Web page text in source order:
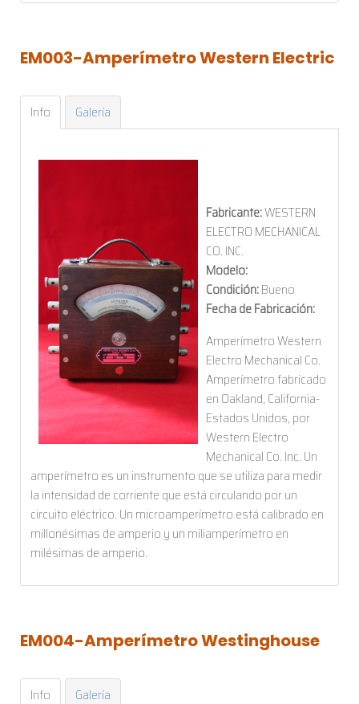
EM003-AmperímetroWestern Electric
Info Galería
Fabricante:WESTERN
ELECTRO MECHANICAL
CO. INC.
Modelo:
Condición:Bueno
Fecha de Fabricación:
Amperímetro Western
Electro Mechanical Co.
Amperímetro fabricado
en Oakland, California-
Estados Unidos, por
Western Electro
Mechanical Co. Inc. Un
amperímetro es un instrumento que se utiliza para medir
la intensidad de corriente que está circulando por un
circuito eléctrico. Un microamperímetro está calibrado en
millonésimas de amperio y un miliamperímetro en
milésimas de amperio.
EM004-AmperímetroWestinghouse
Info Galería